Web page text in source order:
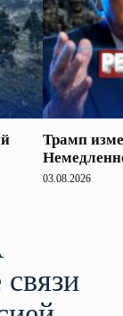
Трамп
03.08.2026